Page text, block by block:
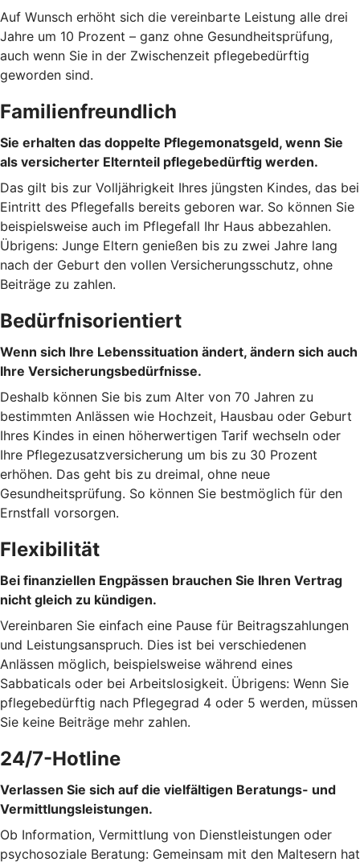
Auf Wunsch erhöht sich die vereinbarte Leistung alle drei
Jahre um 10 Prozent – ganz ohne Gesundheitsprüfung,
auch wenn Sie in der Zwischenzeit pflegebedürftig
geworden sind.
Familienfreundlich
Sie erhalten das doppelte Pflegemonatsgeld, wenn Sie
als versicherter Elternteil pflegebedürftig werden.
Das gilt bis zur Volljährigkeit Ihres jüngsten Kindes, das bei
Eintritt des Pflegefalls bereits geboren war. So können Sie
beispielsweise auch im Pflegefall Ihr Haus abbezahlen.
Übrigens: Junge Eltern genießen bis zu zwei Jahre lang
nach der Geburt den vollen Versicherungsschutz, ohne
Beiträge zu zahlen.
Bedürfnisorientiert
Wenn sich Ihre Lebenssituation ändert, ändern sich auch
Ihre Versicherungsbedürfnisse.
Deshalb können Sie bis zum Alter von 70 Jahren zu
bestimmten Anlässen wie Hochzeit, Hausbau oder Geburt
Ihres Kindes in einen höherwertigen Tarif wechseln oder
Ihre Pflegezusatzversicherung um bis zu 30 Prozent
erhöhen. Das geht bis zu dreimal, ohne neue
Gesundheitsprüfung. So können Sie bestmöglich für den
Ernstfall vorsorgen.
Flexibilität
Bei finanziellen Engpässen brauchen Sie Ihren Vertrag
nicht gleich zu kündigen.
Vereinbaren Sie einfach eine Pause für Beitragszahlungen
und Leistungsanspruch. Dies ist bei verschiedenen
Anlässen möglich, beispielsweise während eines
Sabbaticals oder bei Arbeitslosigkeit. Übrigens: Wenn Sie
pflegebedürftig nach Pflegegrad 4 oder 5 werden, müssen
Sie keine Beiträge mehr zahlen.
24/7-Hotline
Verlassen Sie sich auf die vielfältigen Beratungs- und
Vermittlungsleistungen.
Ob Information, Vermittlung von Dienstleistungen oder
psychosoziale Beratung: Gemeinsam mit den Maltesern hat